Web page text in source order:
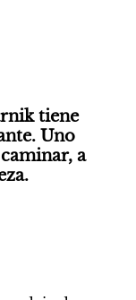
tiene
Uno
a